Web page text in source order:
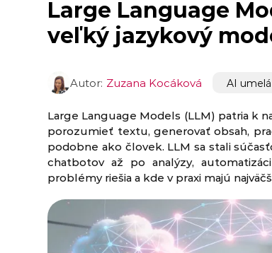
Large Language
veľký jazykový
Autor: Zuzana Kocáková AI
Large Language Models (LLM) patria k
porozumieť textu, generovať obsah,
podobne ako človek. LLM sa stali
chatbotov až po analýzy,
problémy riešia a kde v praxi majú